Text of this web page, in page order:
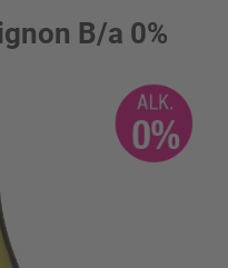
B/a 0%